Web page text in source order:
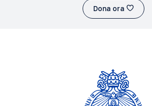
Dona ora